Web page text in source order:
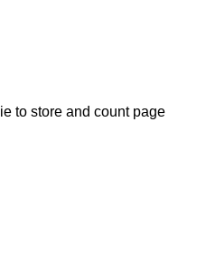
to store and count page